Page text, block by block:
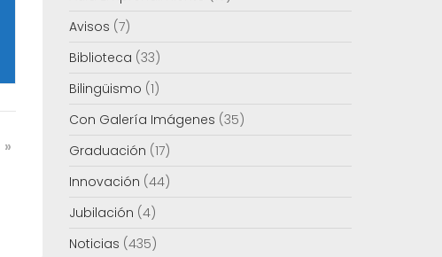
»
Avisos (7)
Biblioteca (33)
Bilingüismo (1)
Con Galería Imágenes (35)
Graduación (17)
Innovación (44)
Jubilación (4)
Noticias (435)